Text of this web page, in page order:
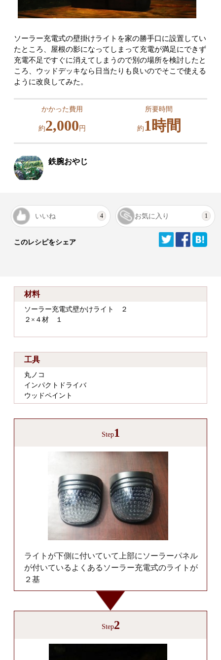
ソーラー充電式の壁掛けライトを家の勝手口に設置してい
たところ、屋根の影になってしまって充電が満足にできず
充電不足ですぐに消えてしまうので別の場所を検討したと
ころ、ウッドデッキなら日当たりも良いのでそこで使える
ように改良してみた。
かかった費用
約2,000 円
所要時間
約 1時間
鉄腕おやじ
いいね 4 お気に入り 1
このレシピをシェア
材料
ソーラー充電式壁かけライト ２
２×４材 １
工具
丸ノコ
インパクトドライバ
ウッドペイント
Step1
ライトが下側に付いていて上部にソーラーパネル
が付いているよくあるソーラー充電式のライトが
２基
Step2